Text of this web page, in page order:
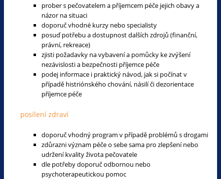
prober s pečovatelem a příjemcem péče jejich obavy a
názor na situaci
doporuč vhodné kurzy nebo specialisty
posuď potřebu a dostupnost dalších zdrojů (finanční,
právní, rekreace)
zjisti požadavky na vybavení a pomůcky ke zvýšení
nezávislosti a bezpečnosti příjemce péče
podej informace i praktický návod, jak si počínat v
případě histriónského chování, násilí či dezorientace
příjemce péče
posílení zdraví
doporuč vhodný program v případě problémů s drogami
zdůrazni význam péče o sebe sama pro zlepšení nebo
udržení kvality života pečovatele
dle potřeby doporuč odbornou nebo
psychoterapeutickou pomoc